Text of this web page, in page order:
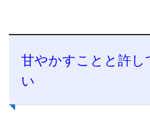
甘やかすことと許し
い